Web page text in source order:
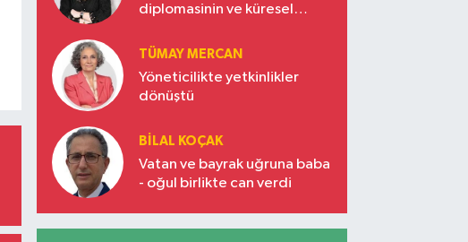
diplomasinin ve küresel
Türkiye’nin yükselen gücü
TÜMAY MERCAN
Yöneticilikte yetkinlikler
dönüştü
BILAL KOÇAK
Vatan ve bayrak uğruna baba
- oğul birlikte can verdi